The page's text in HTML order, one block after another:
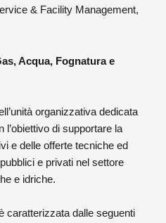
& Facility Management,
Acqua, Fognatura e
organizzativa dedicata
l’obiettivo di supportare la
e delle offerte tecniche ed
e privati nel settore
e idriche.
caratterizzata dalle seguenti